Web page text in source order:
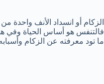
الزكام أو انسداد الأنف واحدة
فالتنفس هو أساس الحياة وفي
ما تود معرفته عن الزكام